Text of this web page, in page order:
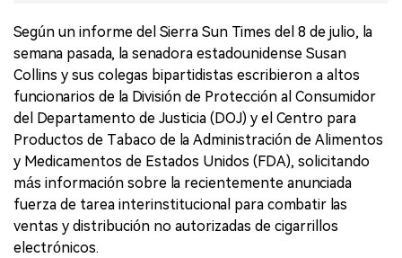
Según un informe del Sierra Sun Times del 8 de julio, la
semana pasada, la senadora estadounidense Susan
Collins y sus colegas bipartidistas escribieron a altos
funcionarios de la División de Protección al Consumidor
del Departamento de Justicia (DOJ) y el Centro para
Productos de Tabaco de la Administración de Alimentos
y Medicamentos de Estados Unidos (FDA), solicitando
más información sobre la recientemente anunciada
fuerza de tarea interinstitucional para combatir las
ventas y distribución no autorizadas de cigarrillos
electrónicos.